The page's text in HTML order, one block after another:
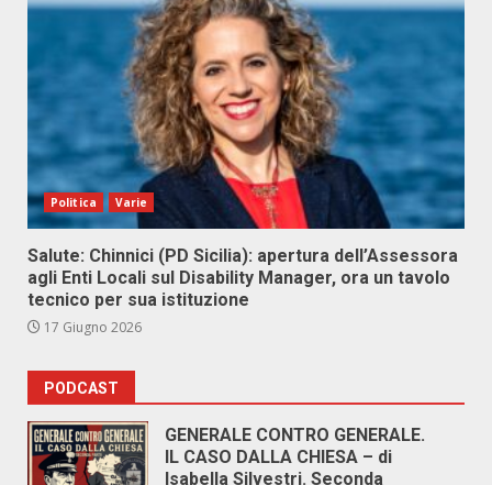
Politica Varie
Salute: Chinnici (PD Sicilia): apertura dell’Assessora
agli Enti Locali sul Disability Manager, ora un tavolo
tecnico per sua istituzione
17 Giugno 2026
PODCAST
GENERALE CONTRO GENERALE.
IL CASO DALLA CHIESA – di
Isabella Silvestri. Seconda